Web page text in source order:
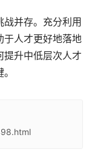
并存。充分利用
于人才更好地落地
提升中低层次人才